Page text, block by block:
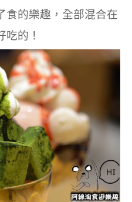
食的樂趣，全部混合在
吃的！